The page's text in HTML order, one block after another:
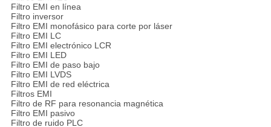
Filtro EMI en línea
Filtro inversor
Filtro EMI monofásico para corte por láser
Filtro EMI LC
Filtro EMI electrónico LCR
Filtro EMI LED
Filtro EMI de paso bajo
Filtro EMI LVDS
Filtro EMI de red eléctrica
Filtros EMI
Filtro de RF para resonancia magnética
Filtro EMI pasivo
Filtro de ruido PLC